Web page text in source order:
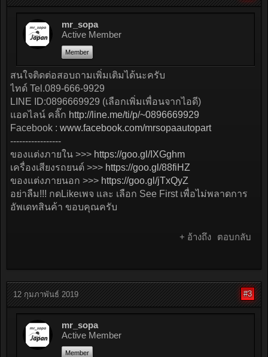
mr_sopa
Active Member
Member
สนใจติดต่อสอบถามเพิ่มเติมได้นะครับ
ไทด์ Tel.089-666-9929
LINE ID:0896669929 (เลือกเพิ่มเพื่อนจากไอดี)
แอดไลน์ คลิ๊ก http://line.me/ti/p/~0896669929
Facebook : www.facebook.com/mrsopaautopart
-----------------
ของแต่งภายใน >>> https://goo.gl/IXGghm
เครื่องเสียงรถยนต์ >>> https://goo.gl/88fiHZ
ของแต่งภายนอก >>> https://goo.gl/jTxQyZ
อย่าลืม!!! กดLikeเพจ และ เลือก See First เพื่อไม่พลาดการ
อัพเดทสินค้า ขอบคุณครับ
+ อ้างถึง ตอบกลับ
12 กุมภาพันธ์ 2019 #3
mr_sopa
Active Member
Member